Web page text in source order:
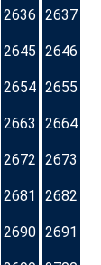
2636 2637
2645 2646
2654 2655
2663 2664
2672 2673
2681 2682
2690 2691